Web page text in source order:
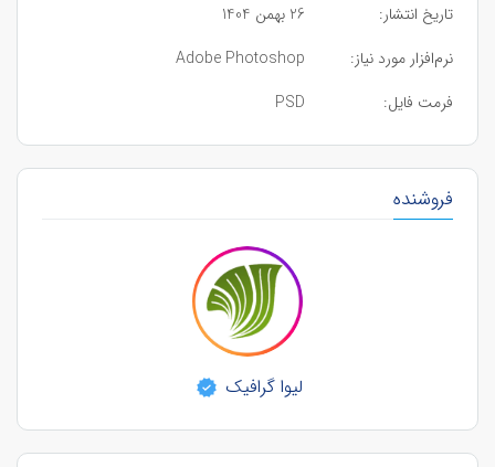
تاریخ انتشار:
26 بهمن 1404
نرم‌افزار مورد نیاز:
Adobe Photoshop
فرمت فایل:
PSD
فروشنده
لیوا گرافیک